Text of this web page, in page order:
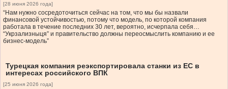
[28 июня 2026 года]
“Нам нужно сосредоточиться сейчас на том, что мы бы назвали
финансовой устойчивостью, потому что модель, по которой компания
работала в течение последних 30 лет, вероятно, исчерпала себя…
“Укрзализныця” и правительство должны переосмыслить компанию и ее
бизнес-модель”
Турецкая компания реэкспортировала станки из ЕС в
интересах российского ВПК
[25 июня 2026 года]